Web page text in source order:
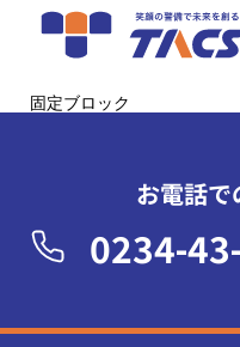
固定ブロック
お電話
0234-